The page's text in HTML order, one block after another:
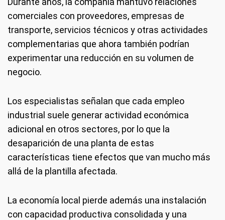
comerciales con proveedores, empresas de
transporte, servicios técnicos y otras actividades
complementarias que ahora también podrían
experimentar una reducción en su volumen de
negocio.
Los especialistas señalan que cada empleo
industrial suele generar actividad económica
adicional en otros sectores, por lo que la
desaparición de una planta de estas
características tiene efectos que van mucho más
allá de la plantilla afectada.
La economía local pierde además una instalación
con capacidad productiva consolidada y una